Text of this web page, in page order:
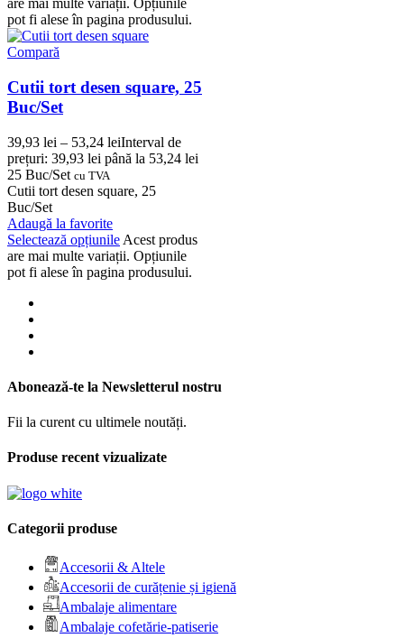
are mai multe variații. Opțiunile
pot fi alese în pagina produsului.
Compară
Cutii tort desen square, 25
Buc/Set
39,93 lei – 53,24 leiInterval de
prețuri: 39,93 lei până la 53,24 lei
25 Buc/Set cu TVA
Cutii tort desen square, 25
Buc/Set
Adaugă la favorite
Selectează opțiunile Acest produs
are mai multe variații. Opțiunile
pot fi alese în pagina produsului.
Abonează-te la Newsletterul nostru
Fii la curent cu ultimele noutăți.
Produse recent vizualizate
Categorii produse
Accesorii & Altele
Accesorii de curățenie și igienă
Ambalaje alimentare
Ambalaje cofetărie-patiserie